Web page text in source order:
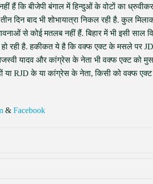
हैं कि बीजेपी बंगाल में हिन्दुओं के वोटों का
दिन बाद भी शोभायात्रा निकल रही है. कुल
से कोई मतलब नहीं हैं. बिहार में भी इसी साल
हो रही है. हकीकत ये है कि वक्फ एक्ट के मसले पर
यादव और कांग्रेस के नेता भी वक्फ एक्ट को
या RJD के या कांग्रेस के नेता, किसी को वक्फ
& Facebook